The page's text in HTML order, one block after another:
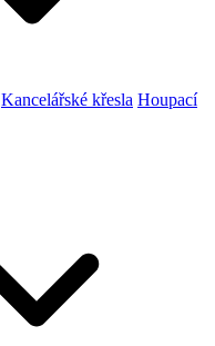
Kancelářské křesla Houpací